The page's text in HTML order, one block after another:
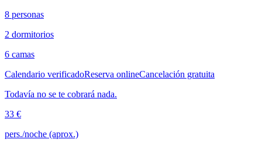
8 personas
2 dormitorios
6 camas
Calendario verificadoReserva onlineCancelación gratuita
Todavía no se te cobrará nada.
33 €
pers./noche (aprox.)